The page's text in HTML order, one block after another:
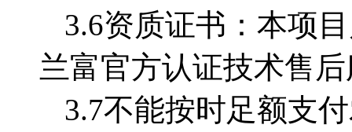
3.6资质证书：本项
兰富官方认证技术售
3.7不能按时足额支